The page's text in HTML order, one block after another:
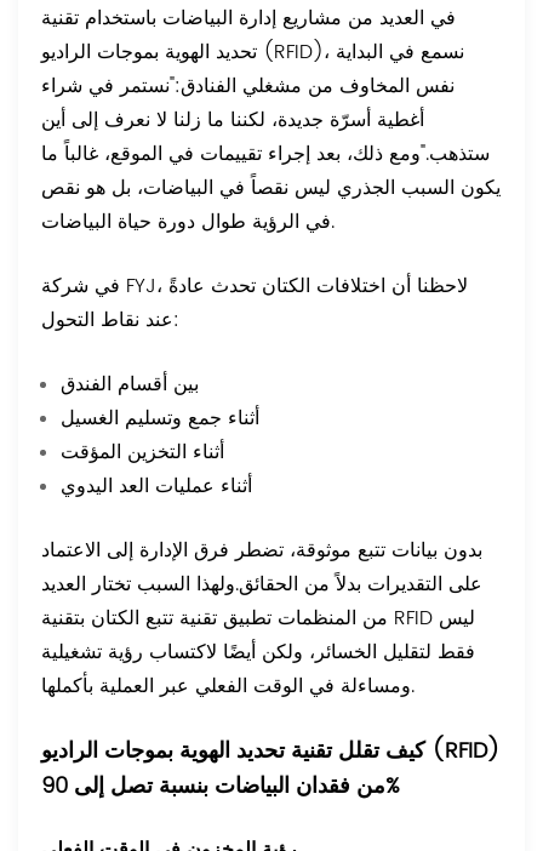
في العديد من مشاريع إدارة البياضات باستخدام تقنية
تحديد الهوية بموجات الراديو (RFID)، نسمع في البداية
نفس المخاوف من مشغلي الفنادق:"نستمر في شراء
أغطية أسرّة جديدة، لكننا ما زلنا لا نعرف إلى أين
ستذهب."ومع ذلك، بعد إجراء تقييمات في الموقع، غالباً ما
يكون السبب الجذري ليس نقصاً في البياضات، بل هو نقص
في الرؤية طوال دورة حياة البياضات.
في شركة FYJ، لاحظنا أن اختلافات الكتان تحدث عادةً
عند نقاط التحول:
بين أقسام الفندق
أثناء جمع وتسليم الغسيل
أثناء التخزين المؤقت
أثناء عمليات العد اليدوي
بدون بيانات تتبع موثوقة، تضطر فرق الإدارة إلى الاعتماد
على التقديرات بدلاً من الحقائق.ولهذا السبب تختار العديد
من المنظمات تطبيق تقنية تتبع الكتان بتقنية RFID ليس
فقط لتقليل الخسائر، ولكن أيضًا لاكتساب رؤية تشغيلية
ومساءلة في الوقت الفعلي عبر العملية بأكملها.
كيف تقلل تقنية تحديد الهوية بموجات الراديو (RFID)
من فقدان البياضات بنسبة تصل إلى 90%